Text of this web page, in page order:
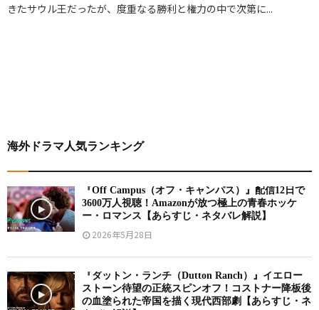
きたサウル王だったが、度重なる勝利と権力の中で次第に...
海外ドラマ人気ランキング
『Off Campus（オフ・キャンパス）』配信12日で
3600万人視聴！Amazonが放つ極上の青春ホッケ
ー・ロマンス【あらすじ・ネタバレ解説】
2026年5月28日
『ダットン・ランチ（Dutton Ranch）』イエロー
ストーン待望の正統スピンオフ！コストナー降板後
の血塗られた帝国を描く現代西部劇【あらすじ・ネ